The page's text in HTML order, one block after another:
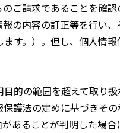
ご請求であることを確
の内容の訂正等を行い
す。）。但し、個人情報
的の範囲を超えて取り
護法の定めに基づきそ
あることが判明した場